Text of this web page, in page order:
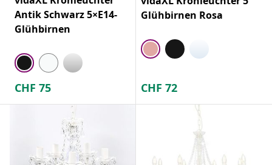
Antik Schwarz 5×E14-
Glühbirnen
CHF 75
Glühbirnen Rosa
CHF 72